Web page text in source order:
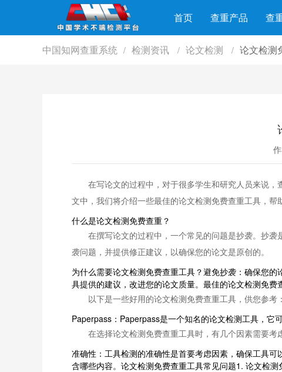
首页 查重产品 查
中国知网查重系统 / 检测资讯 / 论文检测 / 论文检测
在写论文的过程中，对于很多学生和研究人员来说
文中，我们将介绍一些最佳的论文检测免费查重工具，帮
什么是论文检测免费查重？
在撰写论文的过程中，一个常见的问题是抄袭。抄
袭问题，并提供修正建议，以确保您的论文是原创的。
为什么需要论文检测免费查重工具？避免抄袭：确保您
具提供的建议，改进您的论文质量。最佳的论文检测免费
以下是一些好用的论文检测免费查重工具，供您参考：
Paperpass：Paperpass是一个知名的论文检测工具，它
在选择论文检测免费查重工具时，有几个因素需要考
准确性：工具检测的准确性是首要考虑因素，确保工具
含哪些内容。论文检测免费查重工具常见问题1. 论文检测